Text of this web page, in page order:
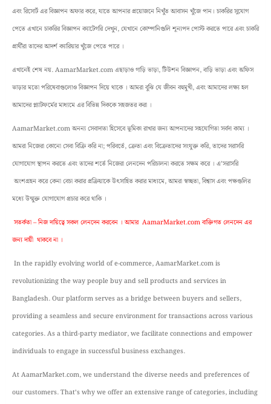
এবং রিসোর্ট এর বিজ্ঞাপন অফার করে, যাতে আপনার প্রয়োজনে নিখুঁত আবাসন খুঁজে পান। চাকরির সুযোগ
পেতে এখানে চাকরির বিজ্ঞাপন ক্যাটেগরি দেখুন, যেখানে কোম্পানিগুলি শূন্যপদ পোস্ট করতে পারে এবং চাকরি
প্রার্থীরা তাদের আদর্শ ক্যারিয়ার খুঁজে পেতে পারে ।
এখানেই শেষ নয়. AamarMarket.com এছাড়াও গাড়ি ভাড়া, টিউশন বিজ্ঞাপন, বাড়ি ভাড়া এবং অফিস
ভাড়ার মতো পরিষেবাগুলোও বিজ্ঞাপন দিয়ে থাকে । আমরা বুঝি যে জীবন বহুমুখী, এবং আমাদের লক্ষ্য হল
আমাদের প্ল্যাটফর্মের মাধ্যমে এর বিভিন্ন দিককে সহজতর করা ।
AamarMarket.com অনন্য সেবাদাতা হিসেবে ভূমিকা রাখার জন্য আপনাদের সহযোগিতা সর্বদা কাম্য ।
আমরা নিজেরা কোনো সেবা বিক্রি করি না; পরিবর্তে, ক্রেতা এবং বিক্রেতাদের সংযুক্ত করি, তাদের সরাসরি
যোগাযোগ স্থাপন করতে এবং তাদের শর্তে নিজেরা লেনদেন পরিচালনা করতে সক্ষম করে । এ’সরাসরি
অংশগ্রহন করে কেনা বেচা করার প্রক্রিয়াকে উৎসাহিত করার মাধ্যমে, আমরা স্বচ্ছতা, বিশ্বাস এবং পক্ষগুলির
মধ্যে উন্মুক্ত যোগাযোগ প্রচার করে থাকি ।
সতর্কতা – নিজ দায়িত্বে সকল লেনদেন করবেন । আমার AamarMarket.com বাক্তিগত লেনদেন এর
জন্য দায়ী থাকবে না ।
In the rapidly evolving world of e-commerce, AamarMarket.com is
revolutionizing the way people buy and sell products and services in
Bangladesh. Our platform serves as a bridge between buyers and sellers,
providing a seamless and secure environment for transactions across various
categories. As a third-party mediator, we facilitate connections and empower
individuals to engage in successful business exchanges.
At AamarMarket.com, we understand the diverse needs and preferences of
our customers. That’s why we offer an extensive range of categories, including